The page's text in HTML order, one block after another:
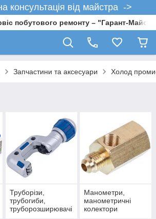
консультація від майстра ->
побутового ремонту – "Гарант-
Запчастини та аксесуари Холод
Труборізи,
трубогиби,
труборозширювачі
Манометри,
манометричні
колектори